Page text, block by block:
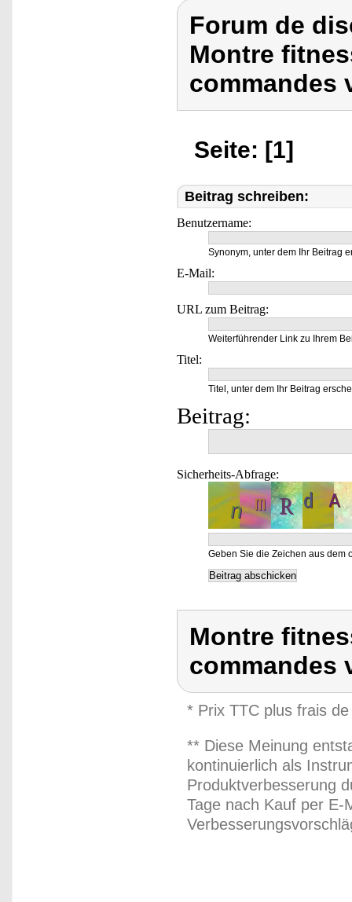
Forum de
Montre
commandes
Seite: [1]
Beitrag schreiben:
Benutzername:
Synonym, unter dem Ihr Beitrag
E-Mail:
URL zum Beitrag:
Weiterführender Link zu Ihrem
Titel:
Titel, unter dem Ihr Beitrag
Beitrag:
Sicherheits-Abfrage:
Geben Sie die Zeichen aus dem
Montre
commandes
* Prix TTC plus frais
** Diese Meinung
kontinuierlich als
Produktverbesserung
Tage nach Kauf per E-